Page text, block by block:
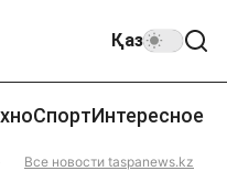
Қаз
СпортИнтересное
Все новости taspanews.kz